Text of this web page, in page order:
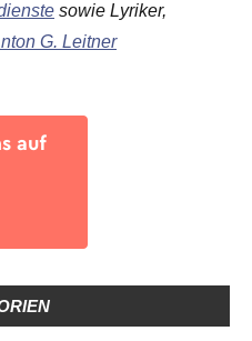
sowie Lyriker,
G. Leitner